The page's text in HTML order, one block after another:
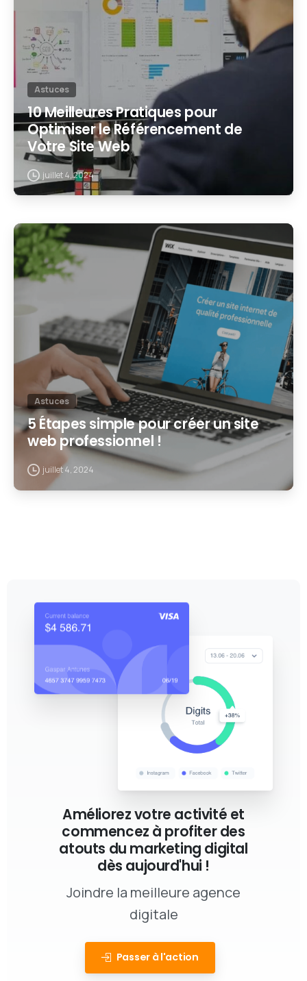
Astuces
10 Meilleures Pratiques pour
Optimiser le Référencement de
Votre Site Web
juillet 4, 2024
2
Astuces
5 Étapes simple pour créer un site
web professionnel !
juillet 4, 2024
Améliorez votre activité et
commencez à profiter des
atouts du marketing digital
dès aujourd'hui !
Joindre la meilleure agence
digitale
Passer à l'action